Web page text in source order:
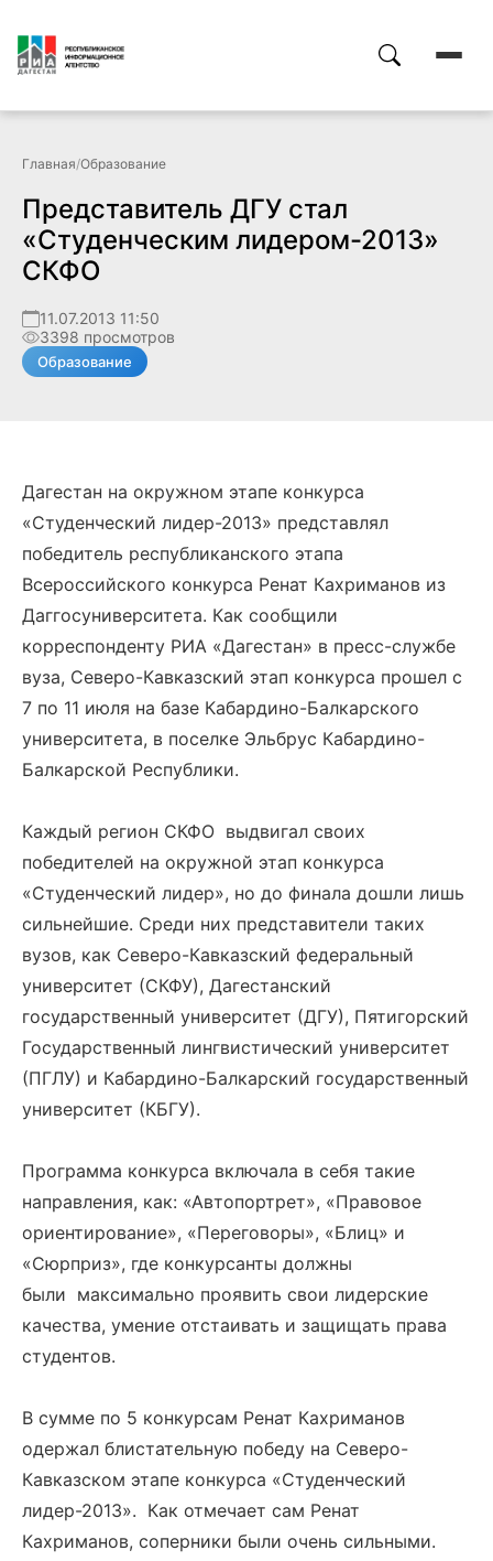
Главная/Образование
Представитель ДГУ стал
«Студенческим лидером-2013»
СКФО
11.07.2013 11:50
3398 просмотров
Образование
Дагестан на окружном этапе конкурса
«Студенческий лидер-2013» представлял
победитель республиканского этапа
Всероссийского конкурса Ренат Кахриманов из
Даггосуниверситета. Как сообщили
корреспонденту РИА «Дагестан» в пресс-службе
вуза, Северо-Кавказский этап конкурса прошел с
7 по 11 июля на базе Кабардино-Балкарского
университета, в поселке Эльбрус Кабардино-
Балкарской Республики.
Каждый регион СКФО выдвигал своих
победителей на окружной этап конкурса
«Студенческий лидер», но до финала дошли лишь
сильнейшие. Среди них представители таких
вузов, как Северо-Кавказский федеральный
университет (СКФУ), Дагестанский
государственный университет (ДГУ), Пятигорский
Государственный лингвистический университет
(ПГЛУ) и Кабардино-Балкарский государственный
университет (КБГУ).
Программа конкурса включала в себя такие
направления, как: «Автопортрет», «Правовое
ориентирование», «Переговоры», «Блиц» и
«Сюрприз», где конкурсанты должны
были максимально проявить свои лидерские
качества, умение отстаивать и защищать права
студентов.
В сумме по 5 конкурсам Ренат Кахриманов
одержал блистательную победу на Северо-
Кавказском этапе конкурса «Студенческий
лидер-2013». Как отмечает сам Ренат
Кахриманов, соперники были очень сильными.